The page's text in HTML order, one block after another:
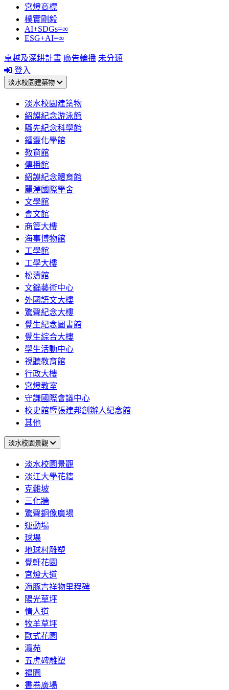
宮燈商標
樸實剛毅
AI+SDGs=∞
ESG+AI=∞
卓越及深耕計畫 廣告輪播 未分類
登入
淡水校園建築物
淡水校園建築物
紹謨紀念游泳館
騮先紀念科學館
鍾靈化學館
教育館
傳播館
紹謨紀念體育館
麗澤國際學舍
文學館
會文館
商管大樓
海事博物館
工學館
工學大樓
松濤館
文錙藝術中心
外國語文大樓
驚聲紀念大樓
覺生紀念圖書館
覺生綜合大樓
學生活動中心
視聽教育館
行政大樓
宮燈教室
守謙國際會議中心
校史館暨張建邦創辦人紀念館
其他
淡水校園景觀
淡水校園景觀
淡江大學花牆
克難坡
三化牆
驚聲銅像廣場
運動場
球場
地球村雕塑
覺軒花園
宮燈大道
海豚吉祥物里程碑
陽光草坪
情人道
牧羊草坪
歐式花園
瀛苑
五虎碑雕塑
福園
書卷廣場